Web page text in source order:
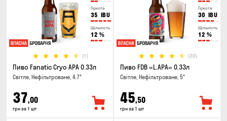
Гіркота
35 IBU
Щільність
12 %
(1)
Пиво Fanatic Cryo APA 0.33л
Світле, Нефільтроване, 4.7°
37,00
грн за 1 шт
Гіркота
30 IBU
Щільність
12 %
(30)
Пиво FDB «L.APA» 0.33л
Світле, Нефільтроване, 5°
45,50
грн за 1 шт